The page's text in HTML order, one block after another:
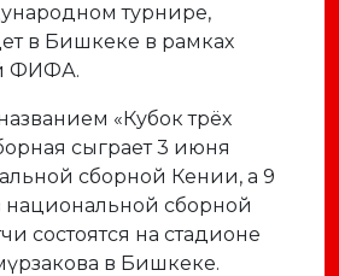
турнире,
в Бишкеке в рамках
ФИФА.
«Кубок трёх
сыграет 3 июня
сборной Кении, а 9
сборной
состоятся на стадионе
в Бишкеке.